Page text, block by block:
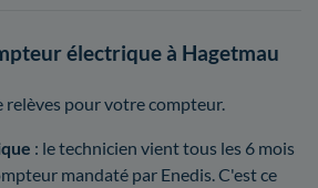
électrique à Hagetmau
pour votre compteur.
: le technicien vient tous les 6 mois
mandaté par Enedis. C'est ce